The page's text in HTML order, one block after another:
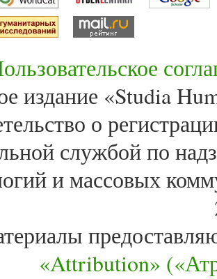
издание «Studia
о
службой по
и массовых
«Attribution»